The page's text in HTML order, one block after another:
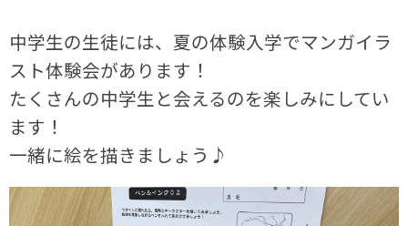
中学生の生徒には、夏の体験入学でマンガイラ
スト体験会があります！
たくさんの中学生と会えるのを楽しみにしてい
ます！
一緒に絵を描きましょう♪